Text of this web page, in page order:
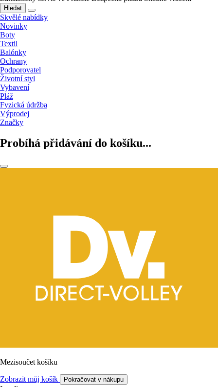
Hledat
Skvělé nabídky
Novinky
Boty
Textil
Balónky
Ochrany
Podporovatel
Životní styl
Vybavení
Pláž
Fyzická údržba
Výprodej
Značky
Probíhá přidávání do košíku...
Mezisoučet košíku
Zobrazit můj košík Pokračovat v nákupu